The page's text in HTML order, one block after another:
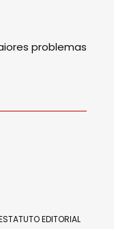
problemas
EDITORIAL